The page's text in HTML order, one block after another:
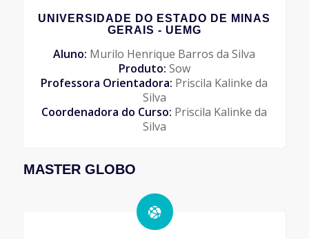
UNIVERSIDADE DO ESTADO DE MINAS
GERAIS - UEMG
Aluno: Murilo Henrique Barros da Silva
Produto: Sow
Professora Orientadora: Priscila Kalinke da
Silva
Coordenadora do Curso: Priscila Kalinke da
Silva
MASTER GLOBO